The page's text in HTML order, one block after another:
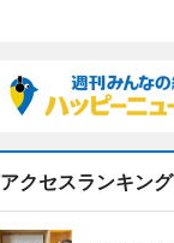
アクセスランキング